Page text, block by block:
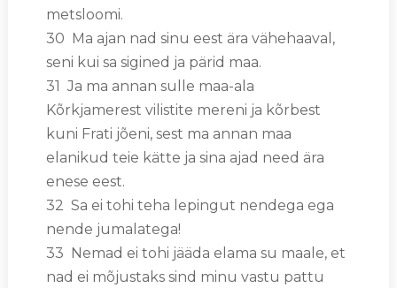
metsloomi.
30 Ma ajan nad sinu eest ära vähehaaval,
seni kui sa sigined ja pärid maa.
31 Ja ma annan sulle maa-ala
Kõrkjamerest vilistite mereni ja kõrbest
kuni Frati jõeni, sest ma annan maa
elanikud teie kätte ja sina ajad need ära
enese eest.
32 Sa ei tohi teha lepingut nendega ega
nende jumalatega!
33 Nemad ei tohi jääda elama su maale, et
nad ei mõjustaks sind minu vastu pattu